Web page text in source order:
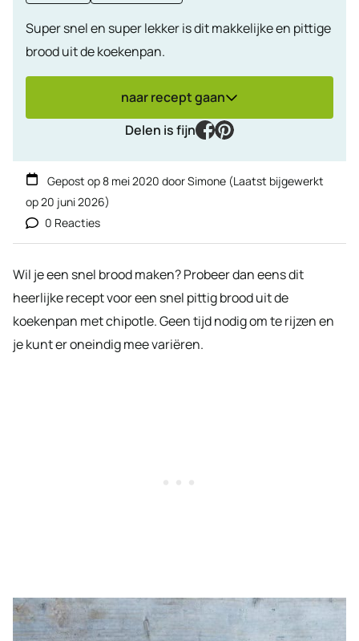
Super snel en super lekker is dit makkelijke en pittige
brood uit de koekenpan.
naar recept gaan
Delen is fijn
facebook
pinterest
Gepost op8 mei 2020 doorSimone (Laatst bijgewerkt
op20 juni 2026)
0 Reacties
Wil je een snel brood maken? Probeer dan eens dit
heerlijke recept voor een snel pittig brood uit de
koekenpan met chipotle. Geen tijd nodig om te rijzen en
je kunt er oneindig mee variëren.